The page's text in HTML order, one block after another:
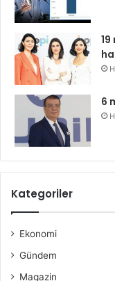
6
Kategoriler
Ekonomi
Gündem
Magazin